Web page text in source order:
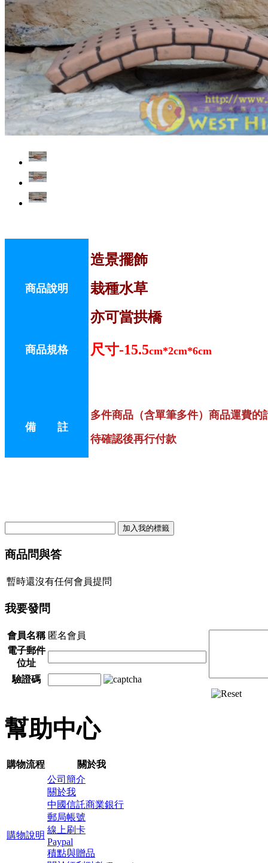
商品說明
造景擺飾
栽種水草
亦可當拱橋
商品規格 尺寸-15.5cm*2cm*6cm
備 註
多件商品（含單筆多件）商品運費的
待確認後再行付款
商品問與答
暫時還沒有任何會員提問
我要發問
會員名稱 匿名會員
電子郵件
位址
驗證碼
幫助中心
購物流程 關於我
購物說明
公司簡介
關於我
中國信託商業銀行
郵局帳號
線上刷卡
Paypal
積點與贈品